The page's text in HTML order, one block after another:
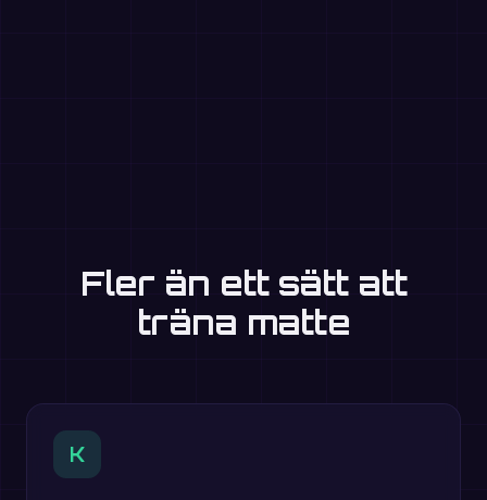
Fler än ett sätt att
träna matte
K